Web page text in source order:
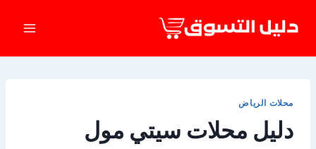
محلات الرياض
دليل محلات سيتي مول